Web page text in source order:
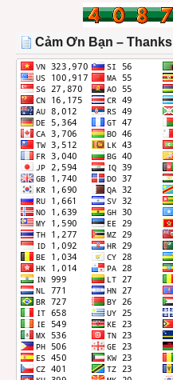
THÁNG
Cảm Ơn Bạn – Thanks